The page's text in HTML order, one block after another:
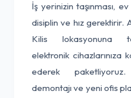
İş yerinizin taşınması,
disiplin ve hız gerektirir.
Kilis lokasyonuna
elektronik
ederek paketliyoruz.
demontajı ve yeni ofis